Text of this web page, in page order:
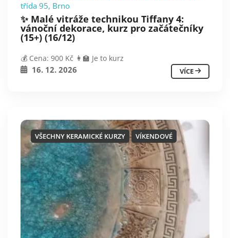
třída 95, Brno
✨ Malé vitráže technikou Tiffany 4:
vánoční dekorace, kurz pro začátečníky
(15+) (16/12)
💰 Cena: 900 Kč 👩‍🏫 Je to kurz
16. 12. 2026 VÍCE
VŠECHNY KERAMICKÉ KURZY VÍKENDOVÉ